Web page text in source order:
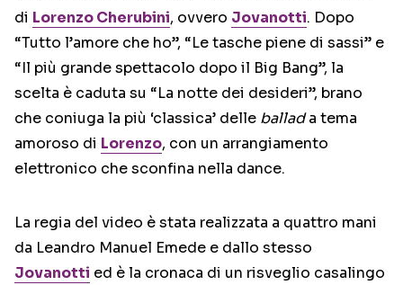
di Lorenzo Cherubini, ovvero Jovanotti. Dopo
“Tutto l’amore che ho”, “Le tasche piene di sassi” e
“Il più grande spettacolo dopo il Big Bang”, la
scelta è caduta su “La notte dei desideri”, brano
che coniuga la più ‘classica’ delle ballada tema
amoroso di Lorenzo, con un arrangiamento
elettronico che sconfina nella dance.
La regia del video è stata realizzata a quattro mani
da Leandro Manuel Emede e dallo stesso
Jovanotti ed è la cronaca di un risveglio casalingo